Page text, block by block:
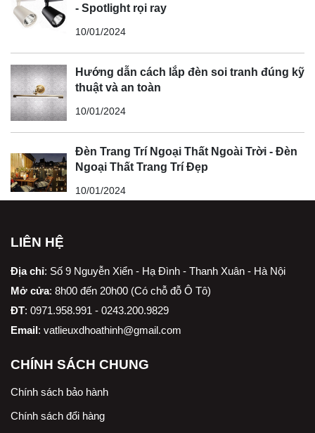
- Spotlight rọi ray
10/01/2024
Hướng dẫn cách lắp đèn soi tranh đúng kỹ
thuật và an toàn
10/01/2024
Đèn Trang Trí Ngoại Thất Ngoài Trời - Đèn
Ngoại Thất Trang Trí Đẹp
10/01/2024
LIÊN HỆ
Địa chỉ: Số 9 Nguyễn Xiển - Hạ Đình - Thanh Xuân - Hà Nội
Mở cửa: 8h00 đến 20h00 (Có chỗ đỗ Ô Tô)
ĐT: 0971.958.991 - 0243.200.9829
Email: vatlieuxdhoathinh@gmail.com
CHÍNH SÁCH CHUNG
Chính sách bảo hành
Chính sách đổi hàng